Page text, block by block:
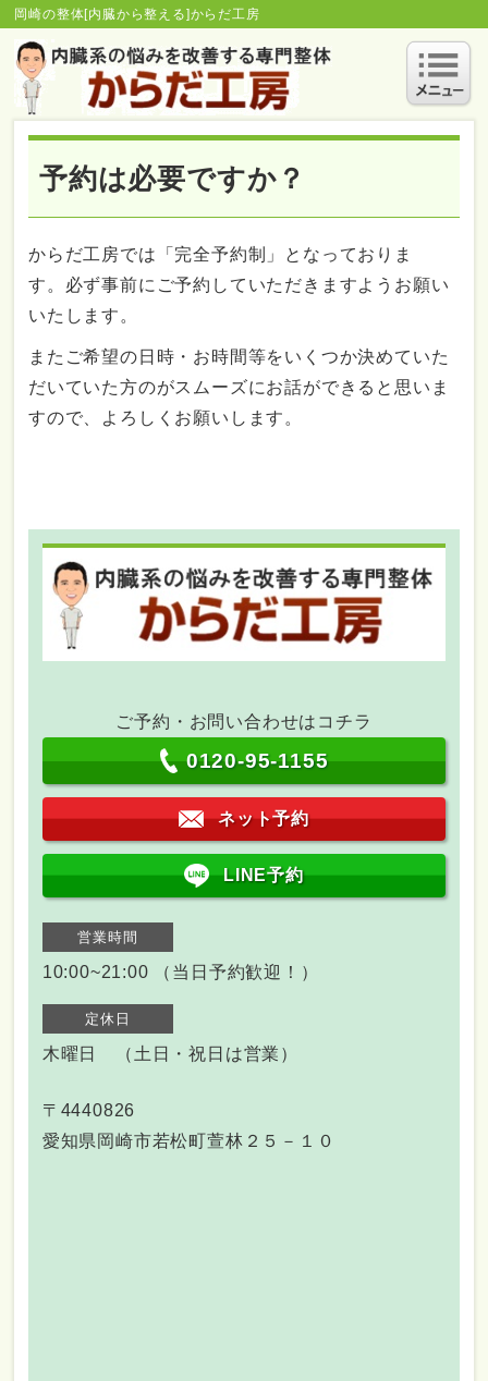
岡崎の整体[内臓から整える]からだ工房
予約は必要ですか？
からだ工房では「完全予約制」となっておりま
す。必ず事前にご予約していただきますようお願い
いたします。
またご希望の日時・お時間等をいくつか決めていた
だいていた方のがスムーズにお話ができると思いま
すので、よろしくお願いします。
ご予約・お問い合わせはコチラ
0120-95-1155
ネット予約
LINE予約
営業時間
10:00~21:00 （当日予約歓迎！）
定休日
木曜日 （土日・祝日は営業）
〒4440826
愛知県岡崎市若松町萱林２５－１０